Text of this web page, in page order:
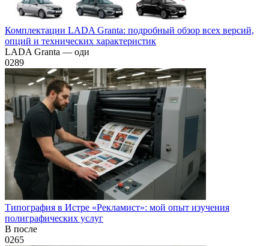
Комплектации LADA Granta: подробный обзор всех версий,
опций и технических характеристик
LADA Granta — оди
0289
Типография в Истре «Рекламист»: мой опыт изучения
полиграфических услуг
В после
0265